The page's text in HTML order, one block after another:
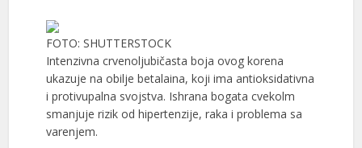
FOTO: SHUTTERSTOCK
Intenzivna crvenoljubičasta boja ovog korena
ukazuje na obilje betalaina, koji ima antioksidativna
i protivupalna svojstva. Ishrana bogata cvekolm
smanjuje rizik od hipertenzije, raka i problema sa
varenjem.